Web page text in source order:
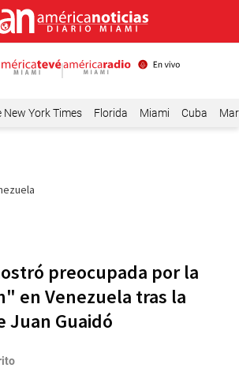
New York Times Florida Miami Cuba
preocupada por la
en Venezuela tras la
Juan Guaidó